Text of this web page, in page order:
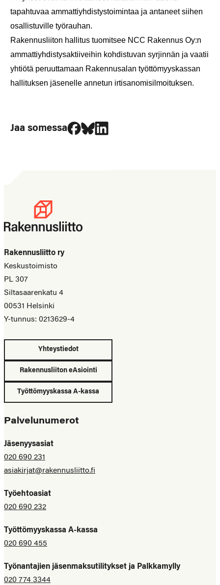
tapahtuvaa ammattiyhdistystoimintaa ja antaneet siihen
osallistuville työrauhan.
Rakennusliiton hallitus tuomitsee NCC Rakennus Oy:n
ammattiyhdistysaktiiveihin kohdistuvan syrjinnän ja vaatii
yhtiötä peruuttamaan Rakennusalan työttömyyskassan
hallituksen jäsenelle annetun irtisanomisilmoituksen.
Jaa somessa
Jaa Facebookissa
Jaa Blueskyssa
Jaa LinkedIn:ssä
Rakennusliitto ry
Keskustoimisto
PL 307
Siltasaarenkatu 4
00531 Helsinki
Y-tunnus: 0213629-4
Yhteystiedot
Rakennusliiton eAsiointi
Työttömyyskassa A-kassa
Palvelunumerot
Jäsenyysasiat
020 690 231
asiakirjat@rakennusliitto.fi
Työehtoasiat
020 690 232
Työttömyyskassa A-kassa
020 690 455
Työnantajien jäsenmaksutilitykset ja Palkkamylly
020 774 3344